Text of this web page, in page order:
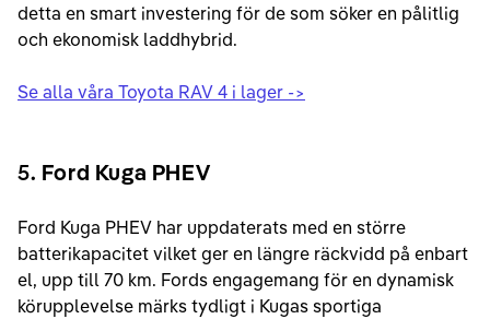
detta en smart investering för de som söker en pålitlig
och ekonomisk laddhybrid.
Se alla våra Toyota RAV 4 i lager ->
5. Ford Kuga PHEV
Ford Kuga PHEV har uppdaterats med en större
batterikapacitet vilket ger en längre räckvidd på enbart
el, upp till 70 km. Fords engagemang för en dynamisk
körupplevelse märks tydligt i Kugas sportiga